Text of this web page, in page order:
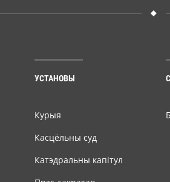
УСТАНОВЫ
Курыя
Касцёльны суд
Катэдральны капітул